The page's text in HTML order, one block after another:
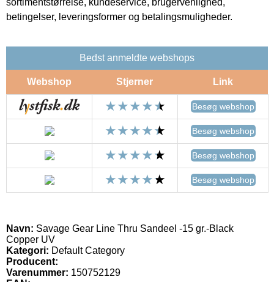
sortimentstørrelse, kundeservice, brugervenlighed,
betingelser, leveringsformer og betalingsmuligheder.
Bedst anmeldte webshops
Webshop Stjerner Link
Besøg webshop
Besøg webshop
Besøg webshop
Besøg webshop
Navn: Savage Gear Line Thru Sandeel -15 gr.-Black
Copper UV
Kategori: Default Category
Producent:
Varenummer: 150752129